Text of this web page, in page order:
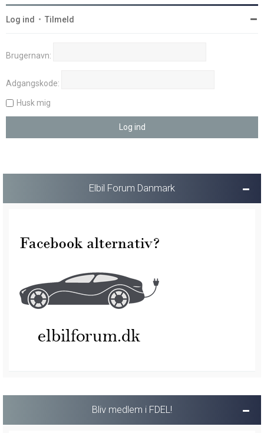
Log ind • Tilmeld
Brugernavn:
Adgangskode:
Husk mig
Elbil Forum Danmark
Bliv medlem i FDEL!